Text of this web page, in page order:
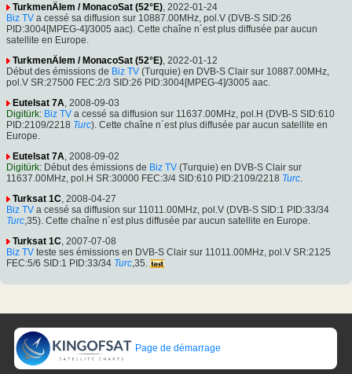
TurkmenÄlem / MonacoSat (52°E) , 2022-01-24
Biz TV a cessé sa diffusion sur 10887.00MHz, pol.V (DVB-S SID:26
PID:3004[MPEG-4]/3005 aac). Cette chaîne n´est plus diffusée par aucun
satellite en Europe.
TurkmenÄlem / MonacoSat (52°E) , 2022-01-12
Début des émissions de Biz TV (Turquie) en DVB-S Clair sur 10887.00MHz,
pol.V SR:27500 FEC:2/3 SID:26 PID:3004[MPEG-4]/3005 aac.
Eutelsat 7A , 2008-09-03
Digitürk: Biz TV a cessé sa diffusion sur 11637.00MHz, pol.H (DVB-S SID:610
PID:2109/2218 Turc). Cette chaîne n´est plus diffusée par aucun satellite en
Europe.
Eutelsat 7A , 2008-09-02
Digitürk: Début des émissions de Biz TV (Turquie) en DVB-S Clair sur
11637.00MHz, pol.H SR:30000 FEC:3/4 SID:610 PID:2109/2218 Turc
Turksat 1C , 2008-04-27
Biz TV a cessé sa diffusion sur 11011.00MHz, pol.V (DVB-S SID:1 PID:33/34
Turc ,35). Cette chaîne n´est plus diffusée par aucun satellite en Europe.
Turksat 1C , 2007-07-08
Biz TV teste ses émissions en DVB-S Clair sur 11011.00MHz, pol.V SR:2125
FEC:5/6 SID:1 PID:33/34 Turc ,35.
Page de démarrage